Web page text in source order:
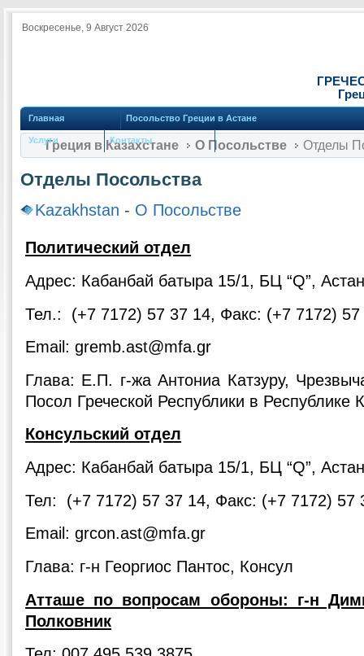
Воскресенье, 9 Август 2026
Главная Посольство Греции в Астане
Услуги Контакты
Греция в Казахстане О Посольстве Отделы
Отделы Посольства
Kazakhstan - О Посольстве
Политический отдел
Адрес: Кабанбай батыра 15/1, БЦ “Q”,
Тел.: (+7 7172) 57 37 14, Факс: (+7 7172) 57
Email: gremb.ast@mfa.gr
Глава: Е.П. г-жа Антониа Катзуру,
Посол Греческой Республики в Республике
Консульский отдел
Адрес: Кабанбай батыра 15/1, БЦ “Q”,
Тел: (+7 7172) 57 37 14, Факс: (+7 7172) 57
Email: grcon.ast@mfa.gr
Глава: г-н Георгиос Пантос, Консул
Атташе по вопросам обороны: г-н
Полковник